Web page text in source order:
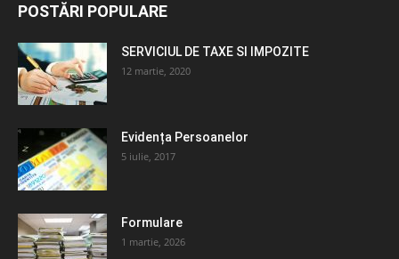
POSTĂRI POPULARE
SERVICIUL DE TAXE SI IMPOZITE
12 martie, 2020
Evidența Persoanelor
5 iulie, 2017
Formulare
1 martie, 2026